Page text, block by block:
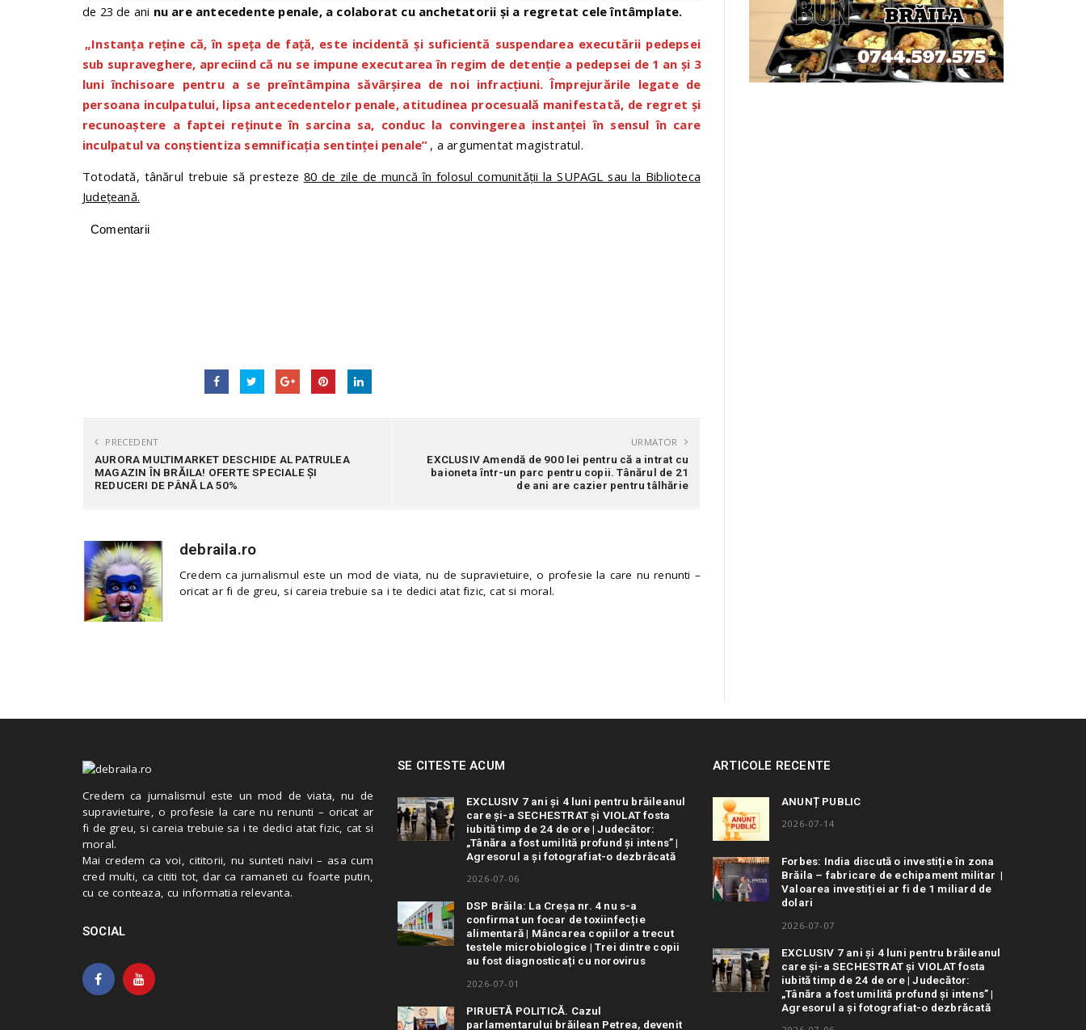
de 23 de ani nu are antecedente penale, a colaborat cu anchetatorii și a regretat cele întâmplate.
„Instanţa reţine că, în speţa de faţă, este incidentă şi suficientă suspendarea executării pedepsei
sub supraveghere, apreciind că nu se impune executarea în regim de detenție a pedepsei de 1 an şi 3
luni închisoare pentru a se preîntâmpina săvârşirea de noi infracţiuni. Împrejurările legate de
persoana inculpatului, lipsa antecedentelor penale, atitudinea procesuală manifestată, de regret și
recunoaștere a faptei reținute în sarcina sa, conduc la convingerea instanței în sensul în care
inculpatul va conștientiza semnificația sentinței penale” , a argumentat magistratul.
Totodată, tânărul trebuie să presteze 80 de zile de muncă în folosul comunității la SUPAGL sau la Biblioteca
Județeană.
Comentarii
PRECEDENT
AURORA MULTIMARKET DESCHIDE AL PATRULEA
MAGAZIN ÎN BRĂILA! OFERTE SPECIALE ȘI
REDUCERI DE PÂNĂ LA 50%
URMATOR
EXCLUSIV Amendă de 900 lei pentru că a intrat cu
baioneta într-un parc pentru copii. Tânărul de 21
de ani are cazier pentru tâlhărie
debraila.ro
Credem ca jurnalismul este un mod de viata, nu de supravietuire, o profesie la care nu renunti –
oricat ar fi de greu, si careia trebuie sa i te dedici atat fizic, cat si moral.
Credem ca jurnalismul este un mod de viata, nu de
supravietuire, o profesie la care nu renunti – oricat ar
fi de greu, si careia trebuie sa i te dedici atat fizic, cat si
moral.
Mai credem ca voi, cititorii, nu sunteti naivi – asa cum
cred multi, ca cititi tot, dar ca ramaneti cu foarte putin,
cu ce conteaza, cu informatia relevanta.
SOCIAL
SE CITESTE ACUM
EXCLUSIV 7 ani și 4 luni pentru brăileanul
care și-a SECHESTRAT și VIOLAT fosta
iubită timp de 24 de ore | Judecător:
„Tânăra a fost umilită profund și intens” |
Agresorul a și fotografiat-o dezbrăcată
2026-07-06
DSP Brăila: La Creșa nr. 4 nu s-a
confirmat un focar de toxiinfecție
alimentară | Mâncarea copiilor a trecut
testele microbiologice | Trei dintre copii
au fost diagnosticați cu norovirus
2026-07-01
PIRUETĂ POLITICĂ. Cazul
parlamentarului brăilean Petrea, devenit
ARTICOLE RECENTE
ANUNȚ PUBLIC
2026-07-14
Forbes: India discută o investiție în zona
Brăila – fabricare de echipament militar |
Valoarea investiției ar fi de 1 miliard de
dolari
2026-07-07
EXCLUSIV 7 ani și 4 luni pentru brăileanul
care și-a SECHESTRAT și VIOLAT fosta
iubită timp de 24 de ore | Judecător:
„Tânăra a fost umilită profund și intens” |
Agresorul a și fotografiat-o dezbrăcată